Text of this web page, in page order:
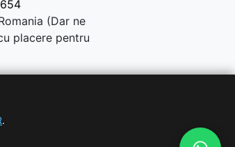
(Dar ne
placere pentru
.